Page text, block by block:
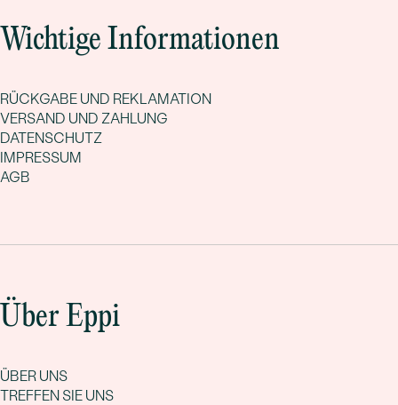
Wichtige Informationen
RÜCKGABE UND REKLAMATION
VERSAND UND ZAHLUNG
DATENSCHUTZ
IMPRESSUM
AGB
Über Eppi
ÜBER UNS
TREFFEN SIE UNS